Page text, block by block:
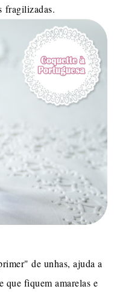
fragilizadas.
de unhas, ajuda a
que fiquem amarelas e